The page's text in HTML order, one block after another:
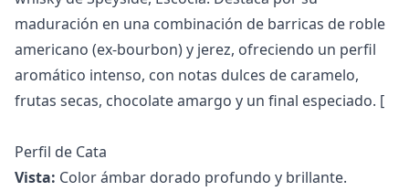
maduración en una combinación de barricas de roble
americano (ex-bourbon) y jerez, ofreciendo un perfil
aromático intenso, con notas dulces de caramelo,
frutas secas, chocolate amargo y un final especiado. [
Perfil de Cata
Vista: Color ámbar dorado profundo y brillante.